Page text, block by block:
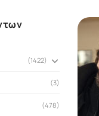
(1422)
(3)
(478)